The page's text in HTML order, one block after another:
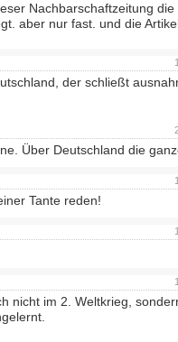
Nachbarschaftzeitung die
aber nur fast. und die
der schließt
Über Deutschland die
Tante reden!
nicht im 2. Weltkrieg,